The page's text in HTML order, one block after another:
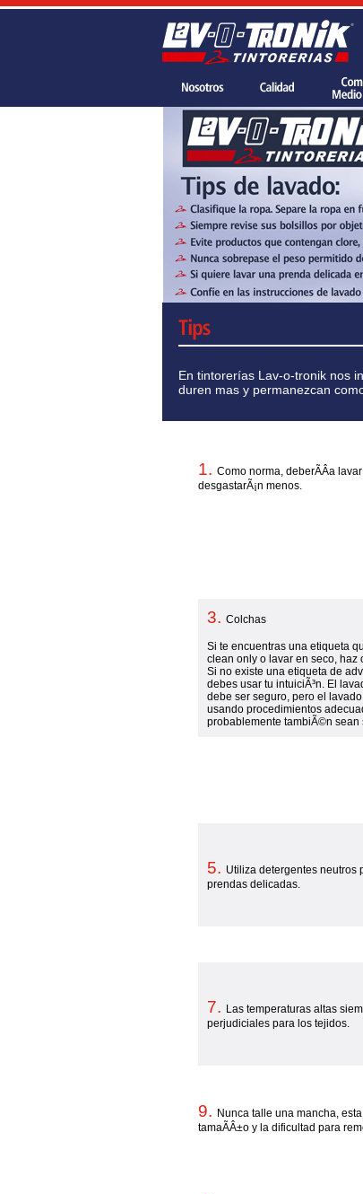
En tintorerías Lav-o-tronik nos
duren mas y permanezcan
1. Como norma, deberÃ­Â­a
desgastarÃ¡n menos.
3. Colchas
Si te encuentras una etiqueta
clean only o lavar en seco, haz
Si no existe una etiqueta de
debes usar tu intuiciÃ³n. El
debe ser seguro, pero el
usando procedimientos
probablemente tambiÃ©n sean
5. Utiliza detergentes neutros
prendas delicadas.
7. Las temperaturas altas
perjudiciales para los tejidos.
9. Nunca talle una mancha,
tamaÃ­Â±o y la dificultad para